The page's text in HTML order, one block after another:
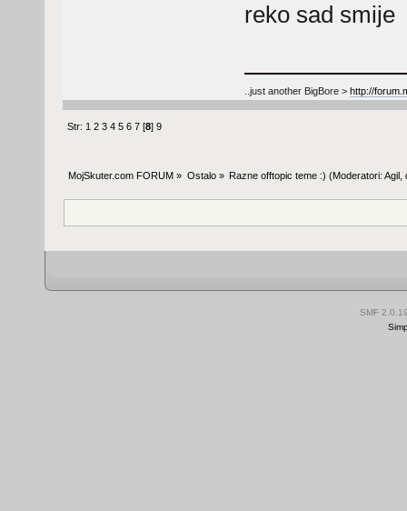
reko sad smije
..just another BigBore > http://
Str: 1 2 3 4 5 6 7 [8]9
MojSkuter.com FORUM » Ostalo» Razne offtopic teme :) (Moderatori: Agil,
SMF